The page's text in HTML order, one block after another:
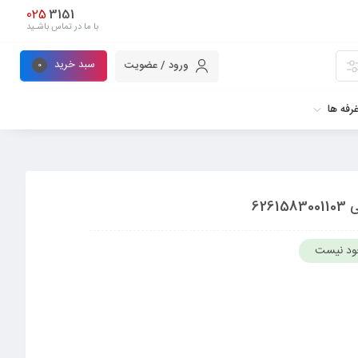
3151
025
با ما در تماس باشـید
ورود / عضویت سبد خرید 0
غرفه ها
نیست